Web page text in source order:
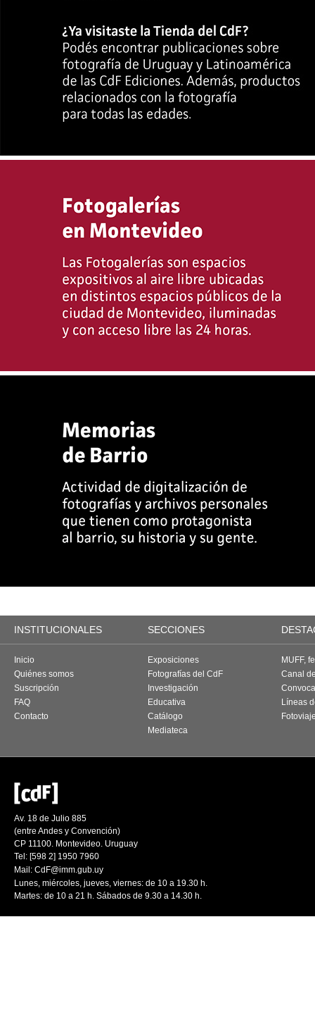
INSTITUCIONALES SECCIONES
Inicio
Quiénes somos
Suscripción
FAQ
Contacto
Exposiciones
Fotografías del CdF
Investigación
Educativa
Catálogo
Mediateca
MUFF,
Canal
Líneas
Av. 18 de Julio 885
(entre Andes y Convención)
CP 11100. Montevideo. Uruguay
Tel: [598 2] 1950 7960
Mail: CdF@imm.gub.uy
Lunes, miércoles, jueves, viernes: de 10 a 19.30 h.
Martes: de 10 a 21 h. Sábados de 9.30 a 14.30 h.